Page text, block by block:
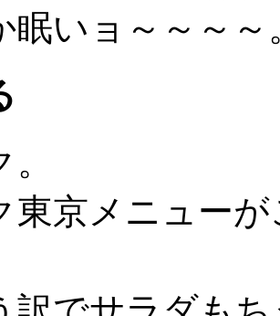
眠いョ～～～～
東京メニュー